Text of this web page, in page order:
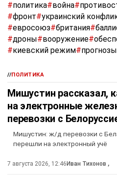
#политика#война#
#фронт#украинский
#евросоюз#британия#
#дроны#вооружение#
#киевский режим#прогнозы
//ПОЛИТИКА
Мишустин рассказал,
на электронные
перевозки с
Мишустин: ж/д перевозки с
перешли на электронный учё
7 августа 2026, 12:46 Иван Тихонов ,